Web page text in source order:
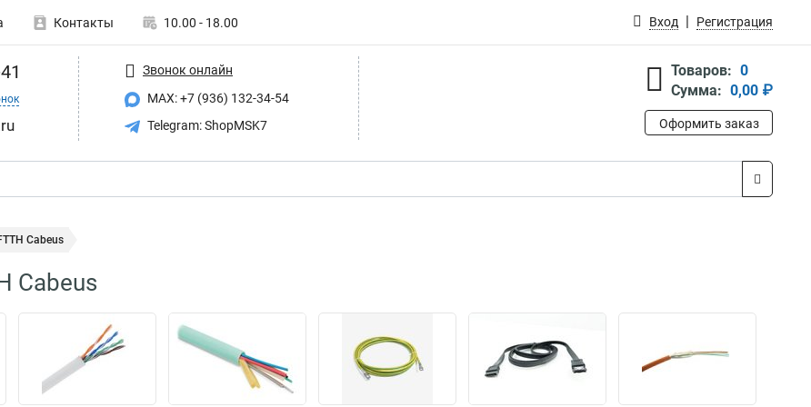
Контакты 10.00 - 18.00 Вход Регистрация
Звонок онлайн
MAX: +7 (936) 132-34-54
Telegram: ShopMSK7
Товаров: 0
Сумма: 0,00 ₽
Оформить заказ
Cabeus
Cabeus